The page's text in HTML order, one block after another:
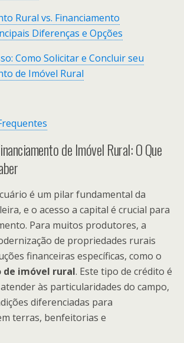
Rural vs. Financiamento
Diferenças e Opções
Como Solicitar e Concluir seu
de Imóvel Rural
de Imóvel Rural: O Que
é um pilar fundamental da
e o acesso a capital é crucial para
Para muitos produtores, a
de propriedades rurais
financeiras específicas, como o
imóvel rural. Este tipo de crédito é
às particularidades do campo,
diferenciadas para
terras, benfeitorias e